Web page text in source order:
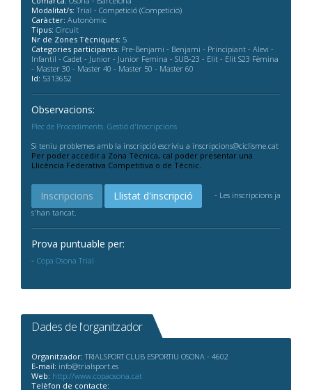
Modalitat/s: Trial - Competició (Competició)
Caràcter: Autonòmic
Tipus: Circuit
Nr de Zones Tècniques: 5
Categories participants: Pre-Benjami - Benjami - Principiant - Alevi -
Infantil - Cadet - Junior - Junior Femina - SUB-23 - Elit - Elit S23 Fèmina
- Master 30 - Master 40 - Master 50 - Master 60
Id: 5313652
Observacions:
Plec de Procediments. Gestió d'Inscripcions
Si teniu problemes amb la inscripció escriviu a inscripcions@ciclisme.cat
Per poder accedir a Zona Tècnica, cal poder presentar una
Llicència Federativa Competitiva o de Tècnic.
Inscripcions Llistat d'inscripció
- Les inscripcions ja
s'han tancat.
Prova puntuable per:
Copa Osona Trial
Dades de l'organitzador
Organitzador: TRIALSPORT CLUB ESPORTIU OSONA - 4602
E-mail: info@trialsport.es
Web: http://www.copaosona.cat
Telèfon de contacte: